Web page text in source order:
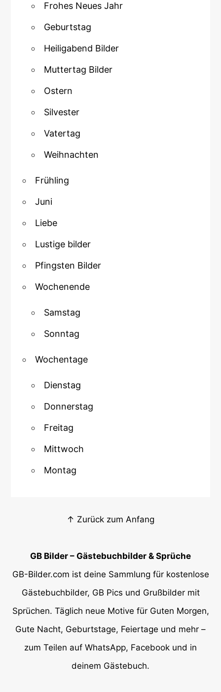
Frohes Neues Jahr
Geburtstag
Heiligabend Bilder
Muttertag Bilder
Ostern
Silvester
Vatertag
Weihnachten
Frühling
Juni
Liebe
Lustige bilder
Pfingsten Bilder
Wochenende
Samstag
Sonntag
Wochentage
Dienstag
Donnerstag
Freitag
Mittwoch
Montag
↑ Zurück zum Anfang
GB Bilder – Gästebuchbilder & Sprüche
GB-Bilder.com ist deine Sammlung für kostenlose
Gästebuchbilder, GB Pics und Grußbilder mit
Sprüchen. Täglich neue Motive für Guten Morgen,
Gute Nacht, Geburtstage, Feiertage und mehr –
zum Teilen auf WhatsApp, Facebook und in
deinem Gästebuch.